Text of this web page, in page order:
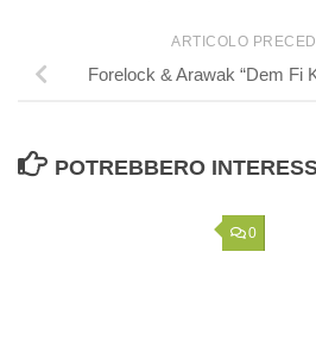
ARTICOLO
Forelock & Arawak “Dem Fi
POTREBBERO
0